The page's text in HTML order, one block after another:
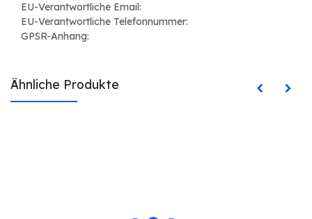
EU-Verantwortliche Email:
EU-Verantwortliche Telefonnummer:
GPSR-Anhang:
Ähnliche Produkte